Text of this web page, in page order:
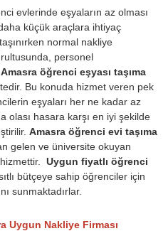
evlerinde eşyaların az olması
küçük araçlara ihtiyaç
normal nakliye
personel
Amasra öğrenci eşyası taşıma
Bu konuda hizmet veren pek
eşyaları her ne kadar az
olası hasara karşı en iyi şekilde
Amasra öğrenci evi taşıma
gelen ve üniversite okuyan
Uygun fiyatlı öğrenci
bütçeye sahip öğrenciler için
sunmaktadırlar.
Uygun Nakliye Firması